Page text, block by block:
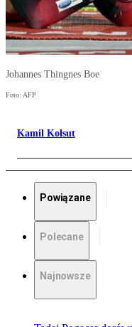
Johannes Thingnes Boe
Foto: AFP
Kamil Kołsut
Powiązane
Polecane
Najnowsze